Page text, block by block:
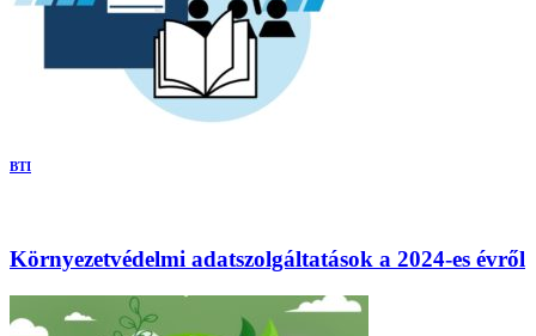
BTI
Környezetvédelmi adatszolgáltatások a 2024-es évről